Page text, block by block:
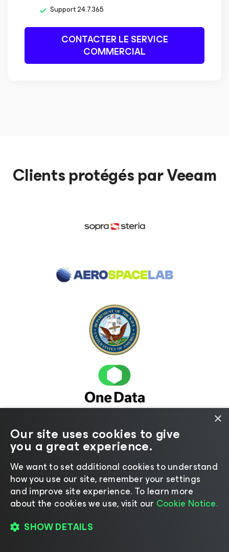
Support 24.7.365
CONTACTER LE SERVICE
COMMERCIAL
Clients protégés par Veeam
×
Our site uses cookies to give
you a great experience.
We want to set additional cookies to understand
how you use our site, remember your settings
and improve site experience. ​To learn more
about the cookies we use, visit our Cookie Notice.
SHOW DETAILS